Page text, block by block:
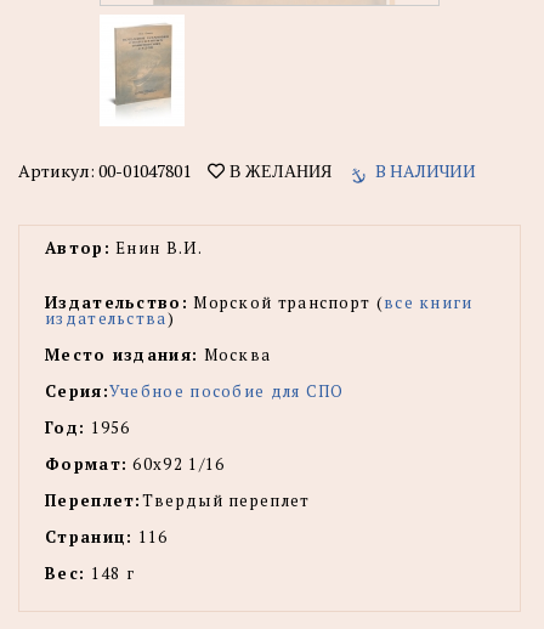
Артикул: 00-01047801 В ЖЕЛАНИЯ В НАЛИЧИИ
Автор: Енин В.И.
Издательство: Морской транспорт (все книги
издательства)
Место издания: Москва
Серия:Учебное пособие для СПО
Год: 1956
Формат: 60х92 1/16
Переплет:Твердый переплет
Страниц: 116
Вес: 148 г